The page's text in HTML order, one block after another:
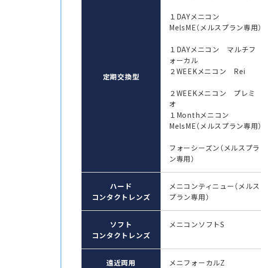
定期交換型
１DAYメニコン
MelsME（メルスプラン専用）
１DAYメニコン マルチフ
ォーカル
２WEEKメニコン Rei
２WEEKメニコン プレミ
オ
１Monthメニコン
MelsME（メルスプラン専用）
フォーシーズン（メルスプラ
ン専用）
ハード
コンタクトレンズ
メニコンティニュー（メルス
プラン専用）
ソフト
コンタクトレンズ
メニコンソフトS
遠近両用 メニフォーカルZ